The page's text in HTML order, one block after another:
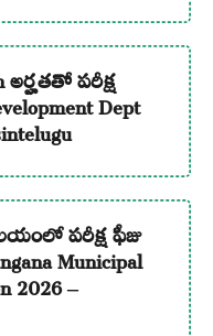
పరీక్ష
Dept
పరీక్ష ఫీజు
Municipal
2026 –